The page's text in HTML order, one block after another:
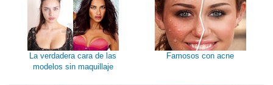
La verdadera cara de las
modelos sin maquillaje
Famosos con acne